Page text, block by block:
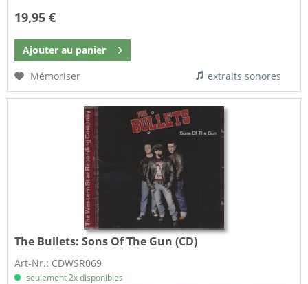
19,95 €
Ajouter au panier
Mémoriser
extraits sonores
The Bullets: Sons Of The Gun (CD)
Art-Nr.: CDWSR069
seulement 2x disponibles